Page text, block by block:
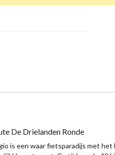
De Drielanden Ronde
is een waar fietsparadijs met